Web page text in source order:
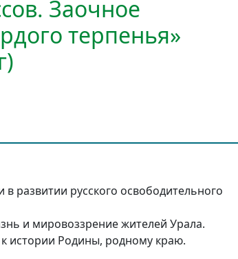
Заочное
терпенья»
развитии русского освободительного
и мировоззрение жителей Урала.
истории Родины, родному краю.